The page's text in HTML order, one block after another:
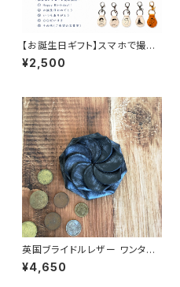
【お誕生日ギフト】スマホで撮っ
て送るだけ｜お子さまの絵で作
る世界にひとつだけの本革キー
¥2,500
英国ブライドルレザー ワンタッ
チコインケース＜Black＞ ☆ギ
フト包装無料☆名入れ刻印無料
¥4,650